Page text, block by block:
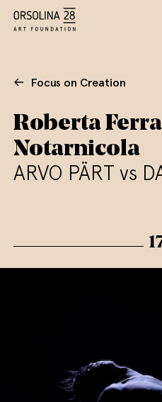
Focus on Creation
Roberta
Notarnicola
ARVO PÄRT vs